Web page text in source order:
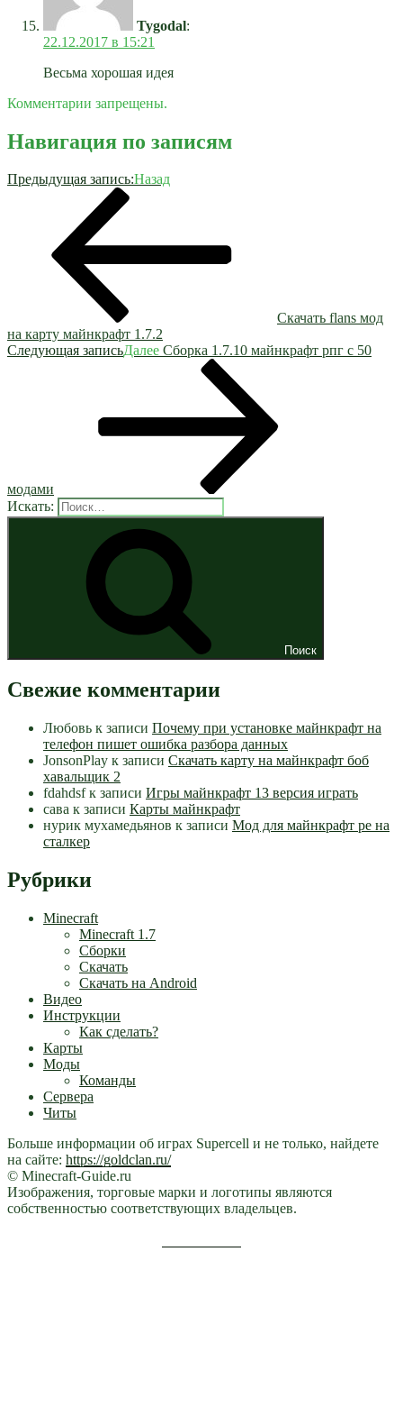
Tygodal:
22.12.2017 в 15:21
Весьма хорошая идея
Комментарии запрещены.
Навигация по записям
Предыдущая запись:Назад
Скачать flans мод
на карту майнкрафт 1.7.2
Следующая записьДалее Сборка 1.7.10 майнкрафт рпг с 50
модами
Искать:
Поиск
Свежие комментарии
Любовь к записи Почему при установке майнкрафт на
телефон пишет ошибка разбора данных
JonsonPlay к записи Скачать карту на майнкрафт боб
хавальщик 2
fdahdsfк записи Игры майнкрафт 13 версия играть
сава к записи Карты майнкрафт
нурик мухамедьянов к записи Мод для майнкрафт pe на
сталкер
Рубрики
Minecraft
Minecraft 1.7
Сборки
Скачать
Скачать на Android
Видео
Инструкции
Как сделать?
Карты
Моды
Команды
Сервера
Читы
Больше информации об играх Supercell и не только, найдете
на сайте: https://goldclan.ru/
© Minecraft-Guide.ru
Изображения, торговые марки и логотипы являются
собственностью соответствующих владельцев.